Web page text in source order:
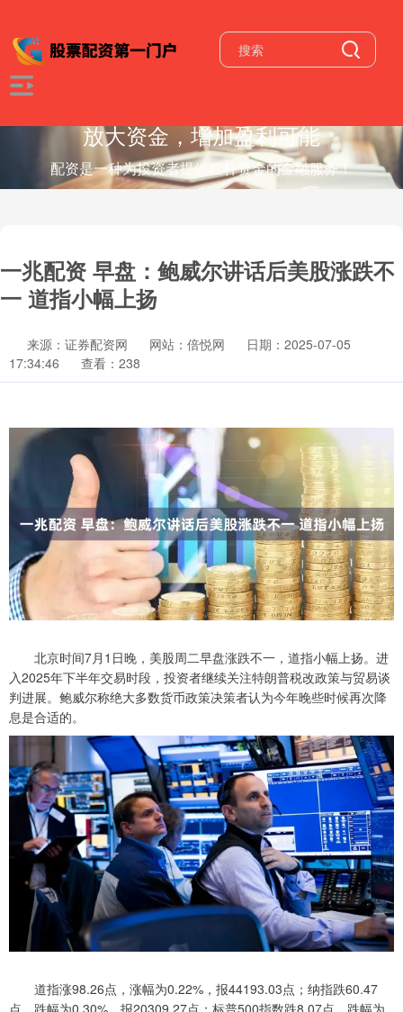
放大资金，增加盈利可能
配资是一种为投资者提供杠杆资金的金融服务！
一兆配资 早盘：鲍威尔讲话后美股涨跌不
一 道指小幅上扬
来源：证券配资网 网站：倍悦网
日期：2025-07-05
17:34:46
查看：238
北京时间7月1日晚，美股周二早盘涨跌不一，道指小幅上扬。进
入2025年下半年交易时段，投资者继续关注特朗普税改政策与贸易谈
判进展。鲍威尔称绝大多数货币政策决策者认为今年晚些时候再次降
息是合适的。
道指涨98.26点，涨幅为0.22%，报44193.03点；纳指跌60.47